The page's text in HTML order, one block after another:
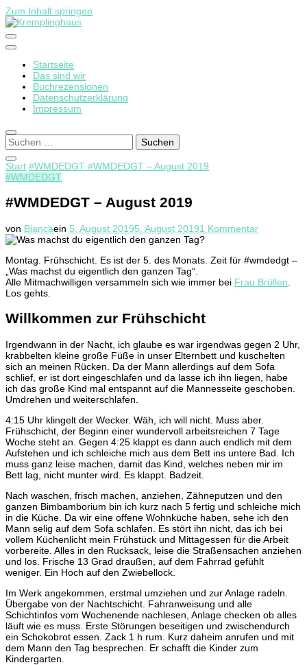
Zum Inhalt springen
Kremplinghaus
Startseite
Das sind wir
Buchrezensionen
Datenschutzerklärung
Impressum
Suchen
nach:
Start #WMDEDGT #WMDEDGT – August 2019
#WMDEDGT
#WMDEDGT – August 2019
von Biancaein 5. August 20195. August 20191 Kommentarzu
August
Montag. Frühschicht. Es ist der 5. des Monats. Zeit für #wmdedgt –
„Was machst du eigentlich den ganzen Tag“.
Alle Mitmachwilligen versammeln sich wie immer bei Frau Brüllen
Los gehts.
Willkommen zur Frühschicht
Irgendwann in der Nacht, ich glaube es war irgendwas gegen 2 Uhr,
krabbelten kleine große Füße in unser Elternbett und kuschelten
sich an meinen Rücken. Da der Mann allerdings auf dem Sofa
schlief, er ist dort eingeschlafen und da lasse ich ihn liegen, habe
ich das große Kind mal entspannt auf die Mannesseite geschoben.
Umdrehen und weiterschlafen.
4:15 Uhr klingelt der Wecker. Wäh, ich will nicht. Muss aber.
Frühschicht, der Beginn einer wundervoll arbeitsreichen 7 Tage
Woche steht an. Gegen 4:25 klappt es dann auch endlich mit dem
Aufstehen und ich schleiche mich aus dem Bett ins untere Bad. Ich
muss ganz leise machen, damit das Kind, welches neben mir im
Bett lag, nicht munter wird. Es klappt. Badzeit.
Nach waschen, frisch machen, anziehen, Zähneputzen und den
ganzen Bimbamborium bin ich kurz nach 5 fertig und schleiche mich
in die Küche. Da wir eine offene Wohnküche haben, sehe ich den
Mann selig auf dem Sofa schlafen. Es stört ihn nicht, das ich bei
vollem Küchenlicht mein Frühstück und Mittagessen für die Arbeit
vorbereite. Alles in den Rucksack, leise die Straßensachen anziehen
und los. Frische 13 Grad draußen, auf dem Fahrrad gefühlt
weniger. Ein Hoch auf den Zwiebellock.
Im Werk angekommen, erstmal umziehen und zur Anlage radeln.
Übergabe von der Nachtschicht. Fahranweisung und alle
Schichtinfos vom Wochenende nachlesen, Anlage checken ob alles
läuft wie es muss. Erste Störungen beseitigen und zwischendurch
ein Schokobrot essen. Zack 1 h rum. Kurz daheim anrufen und mit
dem Mann den Tag besprechen. Er schafft die Kinder zum
Kindergarten.